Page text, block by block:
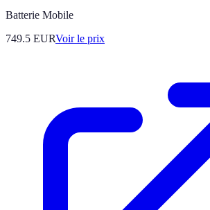
Batterie Mobile
749.5 EURVoir le prix